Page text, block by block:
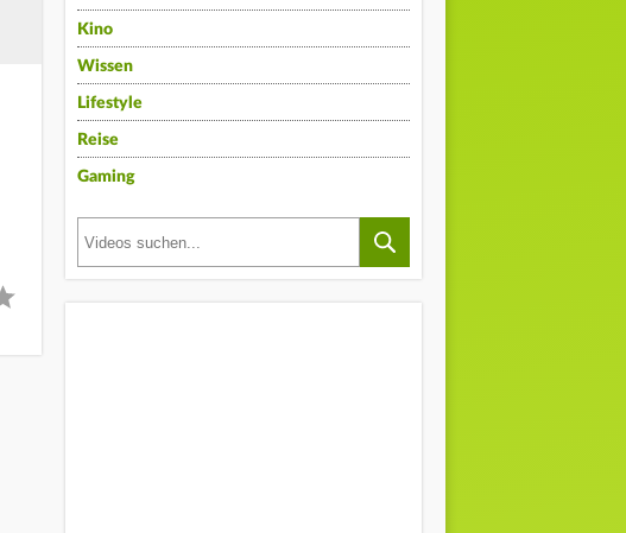
Kino
Wissen
Lifestyle
Reise
Gaming